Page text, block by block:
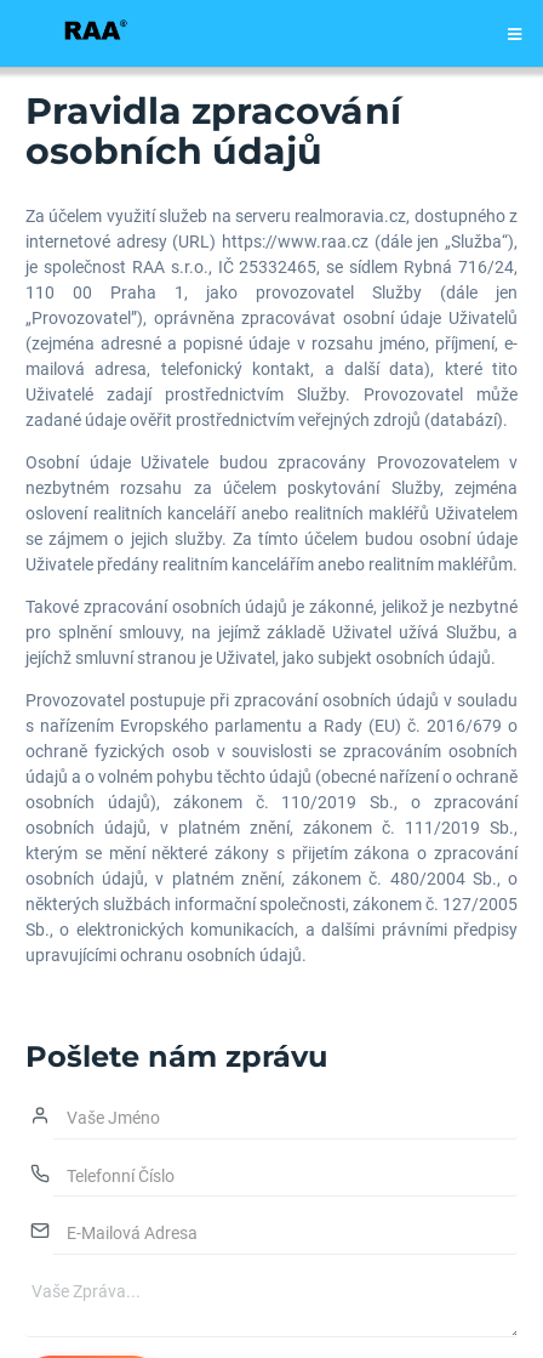
Pravidla zpracování
osobních údajů
Za účelem využití služeb na serveru realmoravia.cz, dostupného z
internetové adresy (URL) https://www.raa.cz (dále jen „Služba“),
je společnost RAA s.r.o., IČ 25332465, se sídlem Rybná 716/24,
110 00 Praha 1, jako provozovatel Služby (dále jen
„Provozovatel”), oprávněna zpracovávat osobní údaje Uživatelů
(zejména adresné a popisné údaje v rozsahu jméno, příjmení, e-
mailová adresa, telefonický kontakt, a další data), které tito
Uživatelé zadají prostřednictvím Služby. Provozovatel může
zadané údaje ověřit prostřednictvím veřejných zdrojů (databází).
Osobní údaje Uživatele budou zpracovány Provozovatelem v
nezbytném rozsahu za účelem poskytování Služby, zejména
oslovení realitních kanceláří anebo realitních makléřů Uživatelem
se zájmem o jejich služby. Za tímto účelem budou osobní údaje
Uživatele předány realitním kancelářím anebo realitním makléřům.
Takové zpracování osobních údajů je zákonné, jelikož je nezbytné
pro splnění smlouvy, na jejímž základě Uživatel užívá Službu, a
jejíchž smluvní stranou je Uživatel, jako subjekt osobních údajů.
Provozovatel postupuje při zpracování osobních údajů v souladu
s nařízením Evropského parlamentu a Rady (EU) č. 2016/679 o
ochraně fyzických osob v souvislosti se zpracováním osobních
údajů a o volném pohybu těchto údajů (obecné nařízení o ochraně
osobních údajů), zákonem č. 110/2019 Sb., o zpracování
osobních údajů, v platném znění, zákonem č. 111/2019 Sb.,
kterým se mění některé zákony s přijetím zákona o zpracování
osobních údajů, v platném znění, zákonem č. 480/2004 Sb., o
některých službách informační společnosti, zákonem č. 127/2005
Sb., o elektronických komunikacích, a dalšími právními předpisy
upravujícími ochranu osobních údajů.
Pošlete nám zprávu